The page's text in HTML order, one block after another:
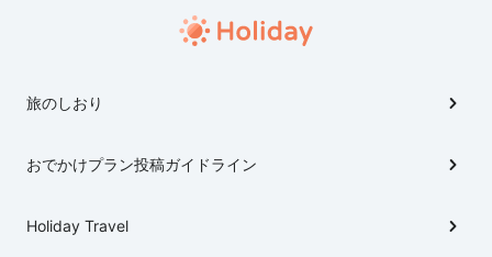
旅のしおり
おでかけプラン投稿ガイドライン
Holiday Travel